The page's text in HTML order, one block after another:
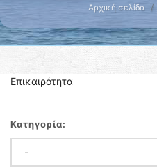
Αρχική σελίδα
Επικαιρότητα
Κατηγορία: